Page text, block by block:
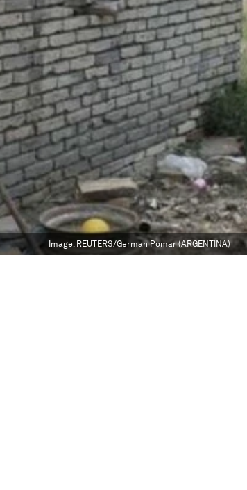
Image: REUTERS/German Pomar (ARGENTINA)